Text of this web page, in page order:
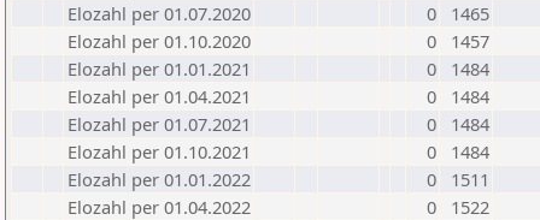
Elozahl per 01.07.2020
0
1465
Elozahl per 01.10.2020
0
1457
Elozahl per 01.01.2021
0
1484
Elozahl per 01.04.2021
0
1484
Elozahl per 01.07.2021
0
1484
Elozahl per 01.10.2021
0
1484
Elozahl per 01.01.2022
0
1511
Elozahl per 01.04.2022
0
1522